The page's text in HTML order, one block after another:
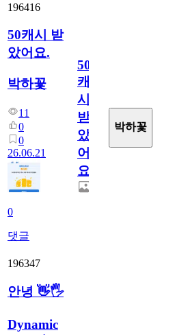
196416
50캐시 받
았어요.
박하꽃
11
0
0
26.06.21
0
댓글
50
캐
시
받
았
어
요.
박하꽃
196347
안녕 👋🖐
Dynamic